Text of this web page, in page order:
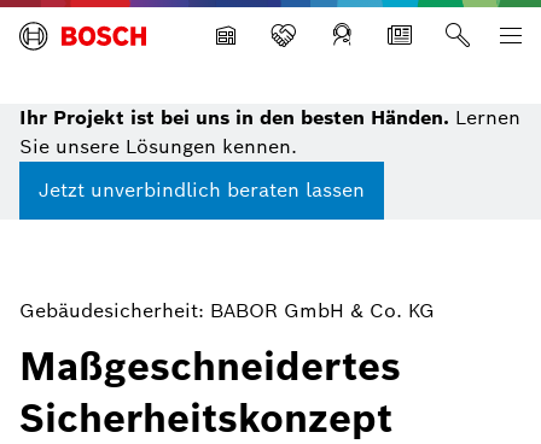
Building Technologies
Ihr Projekt ist bei uns in den besten Händen. Lernen
Sie unsere Lösungen kennen.
Jetzt unverbindlich beraten lassen
Gebäudesicherheit: BABOR GmbH & Co. KG
Maßgeschneidertes
Sicherheitskonzept